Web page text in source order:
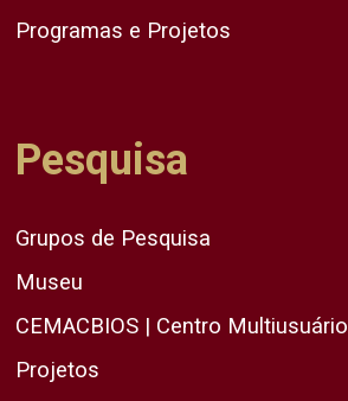
Programas e Projetos
Pesquisa
Grupos de Pesquisa
Museu
CEMACBIOS | Centro Multiusuário
Projetos